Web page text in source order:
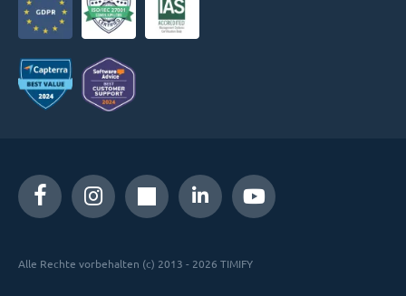
Alle Rechte vorbehalten (c) 2013 - 2026 TIMIFY